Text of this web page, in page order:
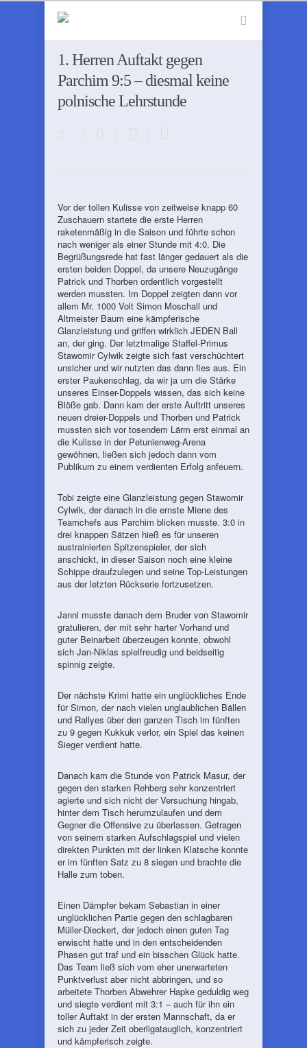
1. Herren Auftakt gegen
Parchim 9:5 – diesmal keine
polnische Lehrstunde
Vor der tollen Kulisse von zeitweise knapp 60
Zuschauern startete die erste Herren
raketenmäßig in die Saison und führte schon
nach weniger als einer Stunde mit 4:0. Die
Begrüßungsrede hat fast länger gedauert als die
ersten beiden Doppel, da unsere Neuzugänge
Patrick und Thorben ordentlich vorgestellt
werden mussten. Im Doppel zeigten dann vor
allem Mr. 1000 Volt Simon Moschall und
Altmeister Baum eine kämpferische
Glanzleistung und griffen wirklich JEDEN Ball
an, der ging. Der letztmalige Staffel-Primus
Stawomir Cylwik zeigte sich fast verschüchtert
unsicher und wir nutzten das dann fies aus. Ein
erster Paukenschlag, da wir ja um die Stärke
unseres Einser-Doppels wissen, das sich keine
Blöße gab. Dann kam der erste Auftritt unseres
neuen dreier-Doppels und Thorben und Patrick
mussten sich vor tosendem Lärm erst einmal an
die Kulisse in der Petunienweg-Arena
gewöhnen, ließen sich jedoch dann vom
Publikum zu einem verdienten Erfolg anfeuern.
Tobi zeigte eine Glanzleistung gegen Stawomir
Cylwik, der danach in die ernste Miene des
Teamchefs aus Parchim blicken musste. 3:0 in
drei knappen Sätzen hieß es für unseren
austrainierten Spitzenspieler, der sich
anschickt, in dieser Saison noch eine kleine
Schippe draufzulegen und seine Top-Leistungen
aus der letzten Rückserie fortzusetzen.
Janni musste danach dem Bruder von Stawomir
gratulieren, der mit sehr harter Vorhand und
guter Beinarbeit überzeugen konnte, obwohl
sich Jan-Niklas spielfreudig und beidseitig
spinnig zeigte.
Der nächste Krimi hatte ein unglückliches Ende
für Simon, der nach vielen unglaublichen Bällen
und Rallyes über den ganzen Tisch im fünften
zu 9 gegen Kukkuk verlor, ein Spiel das keinen
Sieger verdient hatte.
Danach kam die Stunde von Patrick Masur, der
gegen den starken Rehberg sehr konzentriert
agierte und sich nicht der Versuchung hingab,
hinter dem Tisch herumzulaufen und dem
Gegner die Offensive zu überlassen. Getragen
von seinem starken Aufschlagspiel und vielen
direkten Punkten mit der linken Klatsche konnte
er im fünften Satz zu 8 siegen und brachte die
Halle zum toben.
Einen Dämpfer bekam Sebastian in einer
unglücklichen Partie gegen den schlagbaren
Müller-Dieckert, der jedoch einen guten Tag
erwischt hatte und in den entscheidenden
Phasen gut traf und ein bisschen Glück hatte.
Das Team ließ sich vom eher unerwarteten
Punktverlust aber nicht abbringen, und so
arbeitete Thorben Abwehrer Hapke geduldig weg
und siegte verdient mit 3:1 – auch für ihn ein
toller Auftakt in der ersten Mannschaft, da er
sich zu jeder Zeit oberligatauglich, konzentriert
und kämpferisch zeigte.